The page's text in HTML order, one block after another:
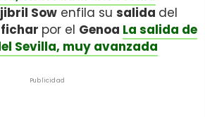
Sow enfila su salida del
fichar por el Genoa La salida de
Sevilla, muy avanzada
Publicidad